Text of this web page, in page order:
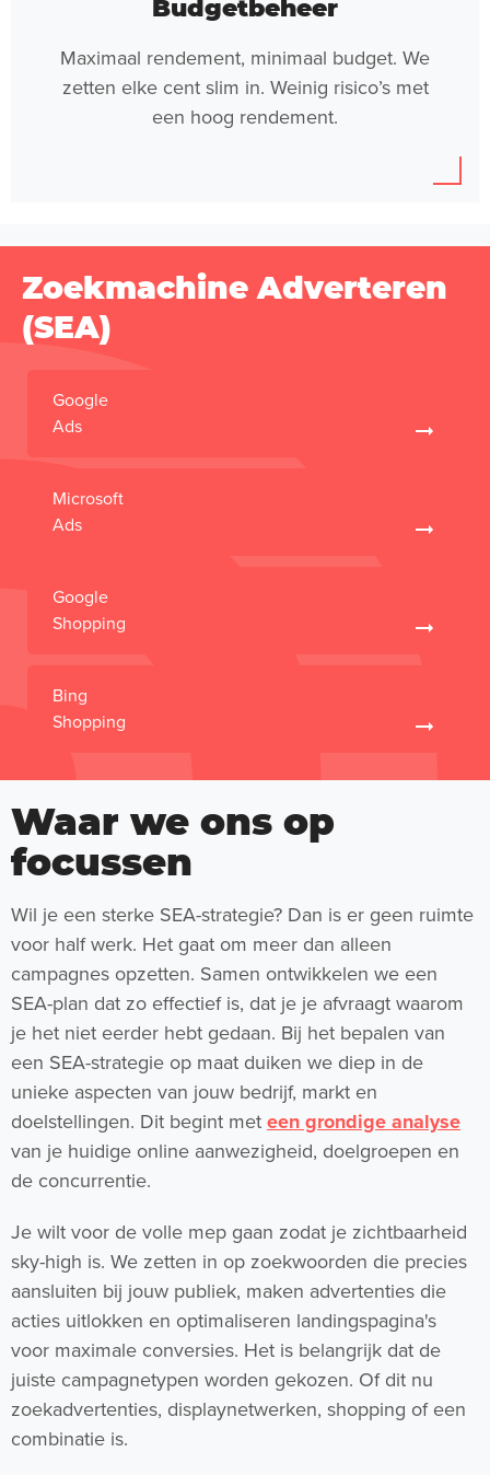
Budgetbeheer
Maximaal rendement, minimaal budget. We
zetten elke cent slim in. Weinig risico’s met
een hoog rendement.
Zoekmachine Adverteren
(SEA)
Google
Ads
Microsoft
Ads
Google
Shopping
Bing
Shopping
Waar we ons op
focussen
Wil je een sterke SEA-strategie? Dan is er geen ruimte
voor half werk. Het gaat om meer dan alleen
campagnes opzetten. Samen ontwikkelen we een
SEA-plan dat zo effectief is, dat je je afvraagt waarom
je het niet eerder hebt gedaan. Bij het bepalen van
een SEA-strategie op maat duiken we diep in de
unieke aspecten van jouw bedrijf, markt en
doelstellingen. Dit begint meteen grondige analyse
van je huidige online aanwezigheid, doelgroepen en
de concurrentie.
Je wilt voor de volle mep gaan zodat je zichtbaarheid
sky-high is. We zetten in op zoekwoorden die precies
aansluiten bij jouw publiek, maken advertenties die
acties uitlokken en optimaliseren landingspagina's
voor maximale conversies. Het is belangrijk dat de
juiste campagnetypen worden gekozen. Of dit nu
zoekadvertenties, displaynetwerken, shopping of een
combinatie is.